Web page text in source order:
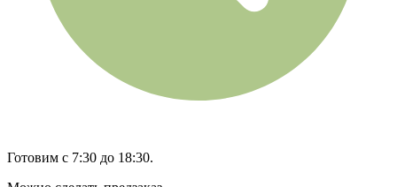
Готовим с 7:30 до 18:30.